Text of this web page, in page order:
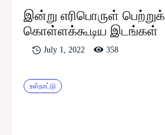
இன்று எரிபொருள் பெற்றுக்
கொள்ளக்கூடிய இடங்கள்
July 1, 2022 358
உள்நாட்டு